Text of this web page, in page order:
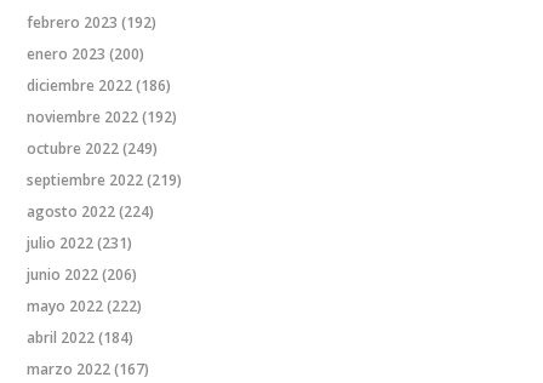
febrero 2023 (192)
enero 2023 (200)
diciembre 2022(186)
noviembre 2022(192)
octubre 2022(249)
septiembre 2022(219)
agosto 2022(224)
julio 2022(231)
junio 2022(206)
mayo 2022(222)
abril 2022(184)
marzo 2022(167)